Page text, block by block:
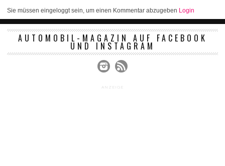
Sie müssen eingeloggt sein, um einen Kommentar abzugeben Login
AUTOMOBIL-MAGAZIN AUF FACEBOOK
UND INSTAGRAM
ANZEIGE